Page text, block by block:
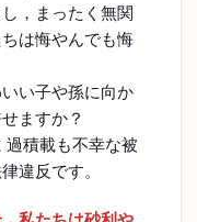
，まったく無関
は悔やんでも悔
い子や孫に向か
ますか？
積載も不幸な被
違反です。